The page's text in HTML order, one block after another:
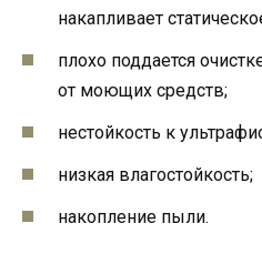
накапливает
плохо поддается
от моющих средств;
нестойкость к
низкая влагостойкость;
накопление пыли.